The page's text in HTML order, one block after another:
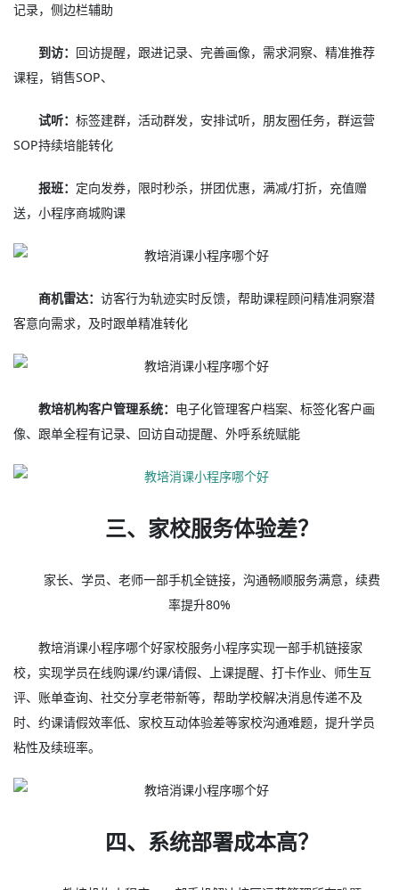
记录，侧边栏辅助
到访： 回访提醒，跟进记录、完善画像，需求洞察、精准推荐
课程，销售SOP、
试听：标签建群，活动群发，安排试听，朋友圈任务，群运营
SOP持续培能转化
报班： 定向发券，限时秒杀，拼团优惠，满减/打折，充值赠
送，小程序商城购课
商机雷达：访客行为轨迹实时反馈，帮助课程顾问精准洞察潜
客意向需求，及时跟单精准转化
教培机构客户管理系统： 电子化管理客户档案、标签化客户画
像、跟单全程有记录、回访自动提醒、外呼系统赋能
三、家校服务体验差？
家长、学员、老师一部手机全链接，沟通畅顺服务满意，续费
率提升80%
教培消课小程序哪个好家校服务小程序实现一部手机链接家
校，实现学员在线购课/约课/请假、上课提醒、打卡作业、师生互
评、账单查询、社交分享老带新等，帮助学校解决消息传递不及
时、约课请假效率低、家校互动体验差等家校沟通难题，提升学员
粘性及续班率。
四、系统部署成本高？